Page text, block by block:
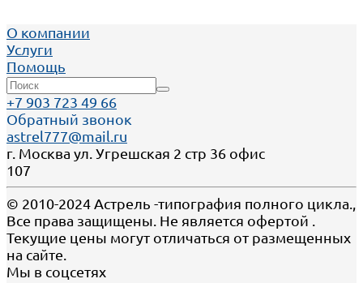
О компании
Услуги
Помощь
+7 903 723 49 66
Обратный звонок
astrel777@mail.ru
г. Москва ул. Угрешская 2 стр 36 офис
107
© 2010-2024 Астрель -типография полного цикла.,
Все права защищены. Не является офертой .
Текущие цены могут отличаться от размещенных
на сайте.
Мы в соцсетях